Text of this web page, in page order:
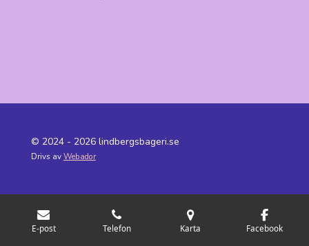
© 2024 - 2026 lindbergsbageri.se
Drivs avWebador
E-post Telefon Karta Facebook